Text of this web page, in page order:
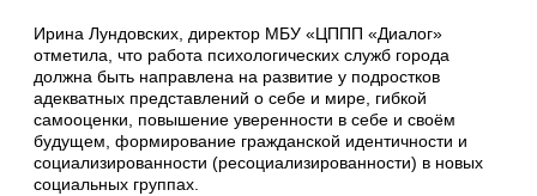
Ирина Лундовских, директор МБУ «ЦППП «Диалог»
отметила, что работа психологических служб города
должна быть направлена на развитие у подростков
адекватных представлений о себе и мире, гибкой
самооценки, повышение уверенности в себе и своём
будущем, формирование гражданской идентичности и
социализированности (ресоциализированности) в новых
социальных группах.